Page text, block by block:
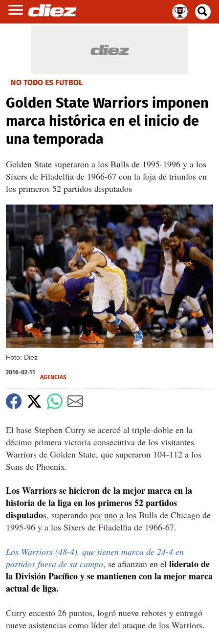
NO TODO ES FUTBOL
Golden State Warriors imponen
marca histórica en el inicio de
una temporada
Golden State superaron a los Bulls de 1995-1996 y a los
Sixers de Filadelfia de 1966-67 con la foja de triunfos en
los primeros 52 partidos disputados
Foto: Diez
X
X
2016-02-11
AGENCIAS
El base Stephen Curry se acercó al triple-doble en la
décimo primera victoria consecutiva de los visitantes
Warriors de Golden State, que superaron 104-112 a los
Suns de Phoenix.
Los Warriors se hicieron de la mejor marca en la
historia de la liga en los primeros 52 partidos
disputados, superando por uno a los Bulls de Chicago de
1995-96 y a los Sixers de Filadelfia de 1966-67.
Los Warriors (48-4), que tienen marca de 24-4 en
partidos fuera de su campo, se afianzan en el liderato de
la División Pacífico y se mantienen con la mejor marca
actual de liga.
Curry encestó 26 puntos, logró nueve rebotes y entregó
nueve asistencias como líder del ataque de los Warriors.